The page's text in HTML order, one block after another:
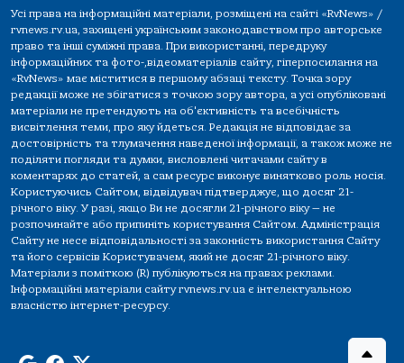
Усі права на інформаційні матеріали, розміщені на сайті «RvNews» /
rvnews.rv.ua, захищені українським законодавством про авторське
право та інші суміжні права. При використанні, передруку
інформаційних та фото-,відеоматеріалів сайту, гіперпосилання на
«RvNews» має міститися в першому абзаці тексту. Точка зору
редакції може не збігатися з точкою зору автора, а усі опубліковані
матеріали не претендують на об'єктивність та всебічність
висвітлення теми, про яку йдеться. Редакція не відповідає за
достовірність та тлумачення наведеної інформації, а також може не
поділяти погляди та думки, висловлені читачами сайту в
коментарях до статей, а сам ресурс виконує винятково роль носія.
Користуючись Сайтом, відвідувач підтверджує, що досяг 21-
річного віку. У разі, якщо Ви не досягли 21-річного віку — не
розпочинайте або припиніть користування Сайтом. Адміністрація
Сайту не несе відповідальності за законність використання Сайту
та його сервісів Користувачем, який не досяг 21-річного віку.
Матеріали з поміткою (R) публікуються на правах реклами.
Інформаційні матеріали сайту rvnews.rv.ua є інтелектуальною
власністю інтернет-ресурсу.